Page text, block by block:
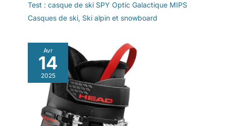
Test : casque de ski SPY Optic Galactique MIPS
Casques de ski, Ski alpin et snowboard
Avr
14
2025